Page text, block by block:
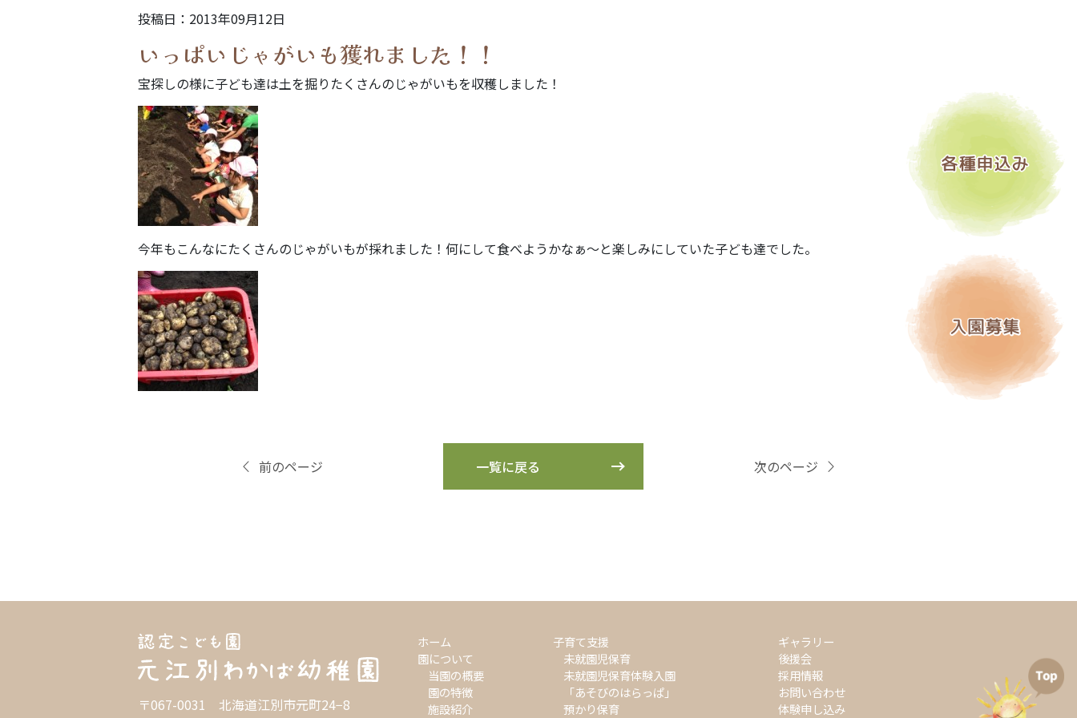
投稿日：2013年09月12日
いっぱいじゃがいも獲れました！！
宝探しの様に子ども達は土を掘りたくさんのじゃがいもを収穫しました！
今年もこんなにたくさんのじゃがいもが採れました！何にして食べようかなぁ～と楽しみにしていた子ども達でした。
前のページ 一覧に戻る 次のページ
〒067-0031 北海道江別市元町24−8
ホーム
園について
当園の概要
園の特徴
施設紹介
子育て支援
未就園児保育
未就園児保育体験入園
「あそびのはらっぱ」
預かり保育
ギャラリー
後援会
採用情報
お問い合わせ
体験申し込み